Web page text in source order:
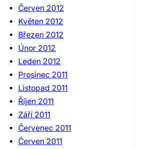
Červen 2012
Květen 2012
Březen 2012
Únor 2012
Leden 2012
Prosinec 2011
Listopad 2011
Říjen 2011
Září 2011
Červenec 2011
Červen 2011